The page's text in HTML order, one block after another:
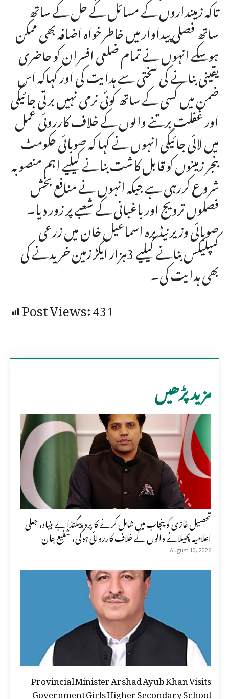
تاکہ زمینداروں کے مسائل کے حل کے ساتھ
ساتھ فصلی پیداوار میں خاطرخواہ اضافہ بھی ممکن
ہوسکے انہوں نے تمام ضلعی افسران کو حاضری
یقینی بنانے کی سختی سے ہدایت کی اور کہاکہ اس
ضمن میں کسی کے ساتھ کوئی نرمی نہیں برتی جائیگی
اور غفلت برتنے والوں کے خلاف کارروئی عمل
میں لائی جائیگی انہوں نے کہا کہ صوبائی حکومٹ
بنجر زمینوں کو قابل کاشت بنانے کیلیے اہم منصوبہ
شروع کررہی ہے جبکہ انہوں نے منافع بخش
فصلوں ترویج اور باغبانی کے شعبے پر زور دیا۔
صوبائی وزیر نیڈیرہ اسماعیل خان میں زرعی
کمپلیکس بنانے کیلیے 3ہزار ایکڑ زمین خریدنے کی
بھی ہدایت کی۔
Post Views:431
مزید پڑھیں
تحصیل غازی کو پنجاب میں شامل کرنے کا پروپیگنڈا بے بنیاد، جعلی
اعلامیہ پھیلانے والوں کے خلاف کارروائی ہوگی، شفیع جان
August 10, 2026
Provincial Minister Arshad Ayub Khan Visits
Government Girls Higher Secondary School